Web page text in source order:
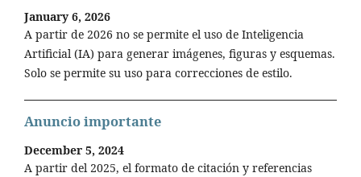
January 6, 2026
A partir de 2026 no se permite el uso de Inteligencia
Artificial (IA) para generar imágenes, figuras y esquemas.
Solo se permite su uso para correcciones de estilo.
Anuncio importante
December 5, 2024
A partir del 2025, el formato de citación y referencias